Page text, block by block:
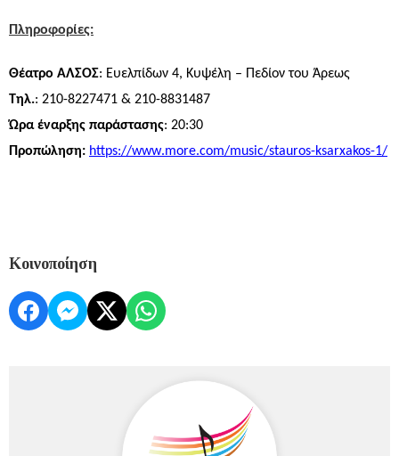
Πληροφορίες:
Θέατρο ΑΛΣΟΣ: Ευελπίδων 4, Κυψέλη – Πεδίον του Άρεως
Τηλ.: 210-8227471 & 210-8831487
Ώρα έναρξης παράστασης: 20:30
Προπώληση: https://www.more.com/music/stauros-ksarxakos-1/
Κοινοποίηση